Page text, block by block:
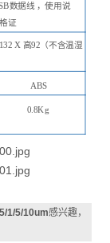
数据线 ，使用说
证
X 高92（不含温湿
ABS
0.8Kg
1/5/10um感兴趣，